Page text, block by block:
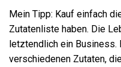
Mein Tipp: Kauf einfach
Zutatenliste haben. Die
letztendlich ein Business.
verschiedenen Zutaten,